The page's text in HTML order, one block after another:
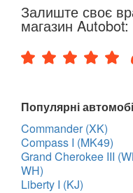
Залиште своє
магазин Autobot:
Популярні
Commander (XK)
Compass I (MK49)
Grand Cherokee III
WH)
Liberty I (KJ)